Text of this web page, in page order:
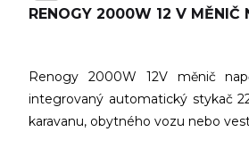
RENOGY 2000W 12 V MĚNIČ
Renogy 2000W 12V měnič
integrovaný automatický stykač
karavanu, obytného vozu nebo